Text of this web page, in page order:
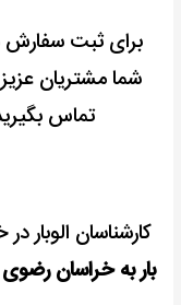
برای ثبت
شما مشتریان عزیز
تماس
کارشناسان الوبار
بار به خراسان رضوی